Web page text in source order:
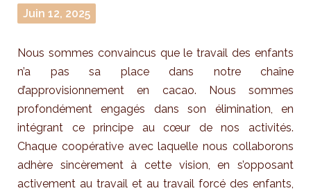
Juin 12, 2025
Nous sommes convaincus que le travail des enfants
n’a pas sa place dans notre chaîne
d’approvisionnement en cacao. Nous sommes
profondément engagés dans son élimination, en
intégrant ce principe au cœur de nos activités.
Chaque coopérative avec laquelle nous collaborons
adhère sincèrement à cette vision, en s’opposant
activement au travail et au travail forcé des enfants,